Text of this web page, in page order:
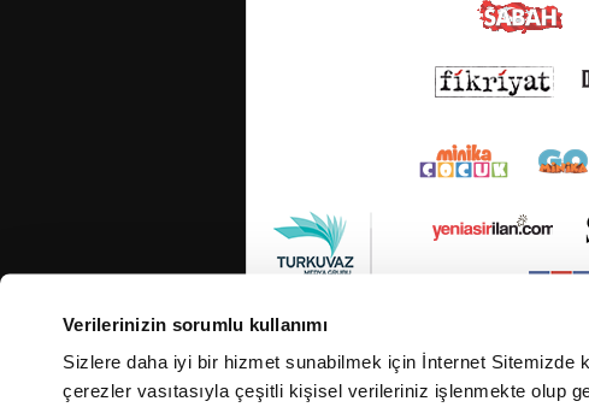
Verilerinizin sorumlu kullanımı
Sizlere daha iyi bir hizmet sunabilmek için İnternet Sitemizde
çerezler vasıtasıyla çeşitli kişisel verileriniz işlenmekte olup